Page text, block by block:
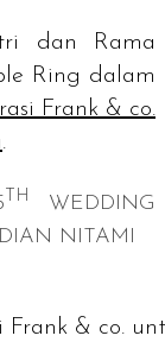
dan Rama
Ring dalam
Frank & co.
.
TH
WEDDING
NITAMI
& co.